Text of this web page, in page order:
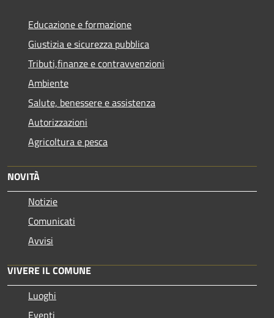
Educazione e formazione
Giustizia e sicurezza pubblica
Tributi,finanze e contravvenzioni
Ambiente
Salute, benessere e assistenza
Autorizzazioni
Agricoltura e pesca
NOVITÀ
Notizie
Comunicati
Avvisi
VIVERE IL COMUNE
Luoghi
Eventi